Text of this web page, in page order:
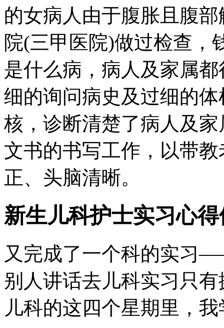
的女病人由于腹胀且腹
院(三甲医院)做过检查，
是什么病，病人及家属
细的询问病史及过细的
核，诊断清楚了病人及
文书的书写工作，以带
正、头脑清晰。
新生儿科护士实习心
又完成了一个科的实习
别人讲话去儿科实习只
儿科的这四个星期里，